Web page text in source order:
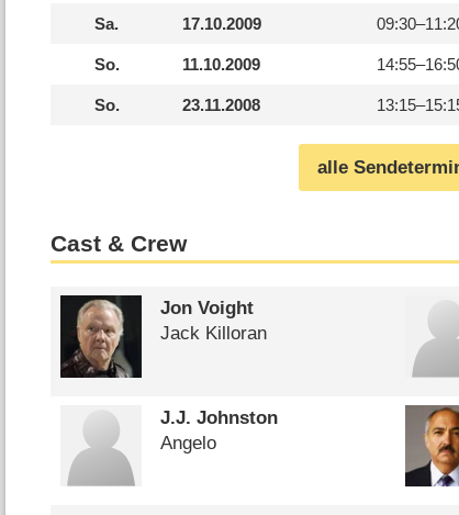
Sa. 17.10.2009 09:30–
So. 11.10.2009 14:55–
So. 23.11.2008 13:15–
alle
Cast & Crew
Jon Voight
Jack Killoran
J.J. Johnston
Angelo